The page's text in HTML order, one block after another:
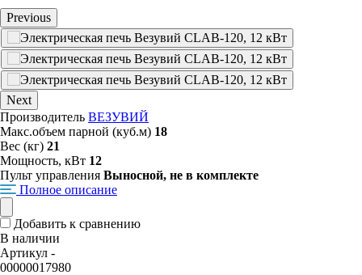
Previous
Next
Производитель ВЕЗУВИЙ
Макс.объем парной (куб.м) 18
Вес (кг) 21
Мощность, кВт 12
Пульт управления Выносной, не в комплекте
Полное описание
Добавить к сравнению
В наличии
Артикул -
00000017980